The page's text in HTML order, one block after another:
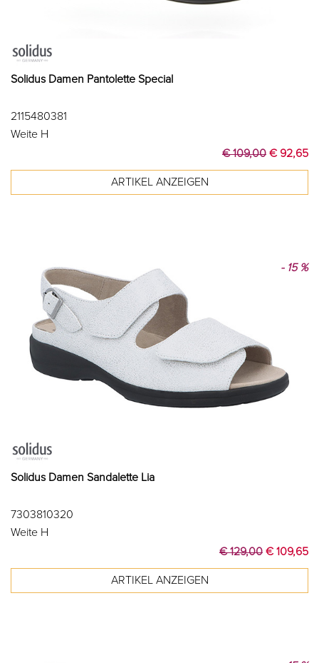
Solidus Damen Pantolette Special
2115480381
Weite H
€ 109,00 € 92,65
Solidus Damen Sandalette Lia
7303810320
Weite H
€ 129,00 € 109,65
- 15 %